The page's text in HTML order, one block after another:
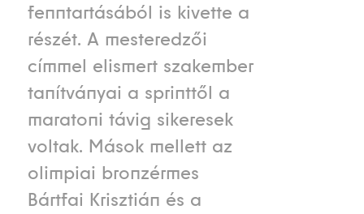
fenntartásából is kivette a
részét. A mesteredzői
címmel elismert szakember
tanítványai a sprinttől a
maratoni távig sikeresek
voltak. Mások mellett az
olimpiai bronzérmes
Bártfai Krisztián és a